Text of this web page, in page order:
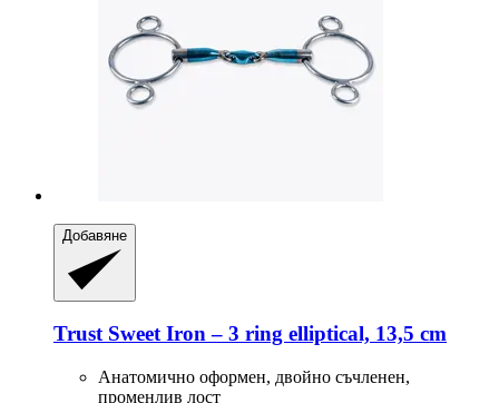
Добавяне
TrustSweet Iron – 3 ring elliptical, 13,5 cm
Анатомично оформен, двойно съчленен,
променлив лост